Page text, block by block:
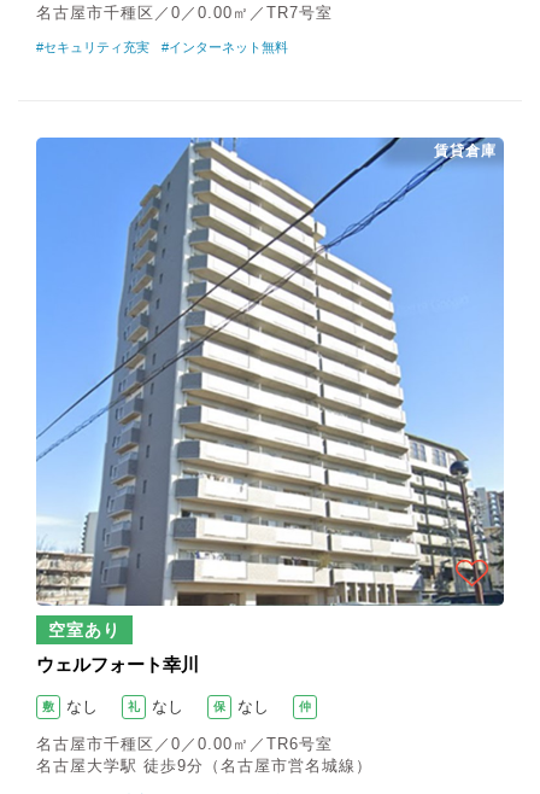
名古屋市千種区／0／0.00㎡／TR7号室
#セキュリティ充実 #インターネット無料
空室あり
ウェルフォート幸川
敷 なし 礼 なし 保 なし 仲
名古屋市千種区／0／0.00㎡／TR6号室
名古屋大学駅 徒歩9分（名古屋市営名城線）
賃貸倉庫